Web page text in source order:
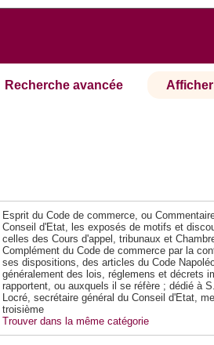
Recherche avancée
Esprit du Code de commerce, ou
Conseil d'Etat, les exposés de motifs et
celles des Cours d'appel, tribunaux et
Complément du Code de commerce par la
ses dispositions, des articles du Code
généralement des lois, réglemens et décrets
rapportent, ou auxquels il se réfère ; dédié à
Locré, secrétaire général du Conseil d'Etat,
troisième
Trouver dans la même catégorie